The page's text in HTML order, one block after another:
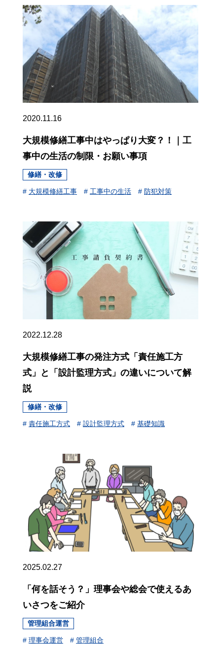
2020.11.16
大規模修繕工事中はやっぱり大変？！｜工
事中の生活の制限・お願い事項
修繕・改修
# 大規模修繕工事 # 工事中の生活 # 防犯対策
2022.12.28
大規模修繕工事の発注方式「責任施工方
式」と「設計監理方式」の違いについて解
説
修繕・改修
# 責任施工方式 # 設計監理方式 # 基礎知識
2025.02.27
「何を話そう？」理事会や総会で使えるあ
いさつをご紹介
管理組合運営
# 理事会運営 # 管理組合